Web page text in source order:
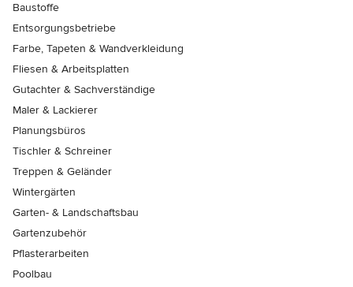
Baustoffe
Entsorgungsbetriebe
Farbe, Tapeten & Wandverkleidung
Fliesen & Arbeitsplatten
Gutachter & Sachverständige
Maler & Lackierer
Planungsbüros
Tischler & Schreiner
Treppen & Geländer
Wintergärten
Garten- & Landschaftsbau
Gartenzubehör
Pflasterarbeiten
Poolbau